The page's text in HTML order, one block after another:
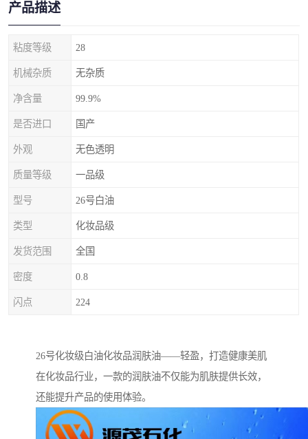
产品描述
粘度等级 28
机械杂质 无杂质
净含量 99.9%
是否进口 国产
外观 无色透明
质量等级 一品级
型号 26号白油
类型 化妆品级
发货范围 全国
密度 0.8
闪点 224
26号化妆级白油化妆品润肤油——轻盈，打造健康美肌
在化妆品行业，一款的润肤油不仅能为肌肤提供长效，
还能提升产品的使用体验。